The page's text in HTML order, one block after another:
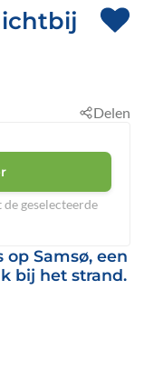
Samsø, een
bij het strand.
Delen
geselecteerde